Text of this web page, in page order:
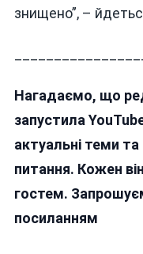
знищено”, –
Нагадаємо, що
запустила
актуальні теми та
питання. Кожен
гостем.
посиланням